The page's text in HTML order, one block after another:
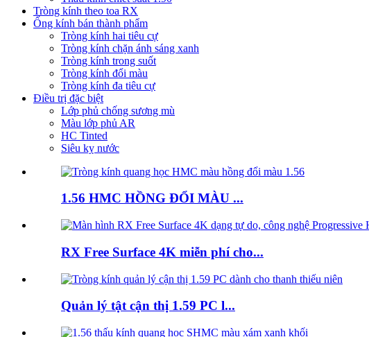
Tròng kính theo toa RX
Ống kính bán thành phẩm
Tròng kính hai tiêu cự
Tròng kính chặn ánh sáng xanh
Tròng kính trong suốt
Tròng kính đổi màu
Tròng kính đa tiêu cự
Điều trị đặc biệt
Lớp phủ chống sương mù
Màu lớp phủ AR
HC Tinted
Siêu kỵ nước
1.56 HMC HỒNG ĐỔI MÀU ...
RX Free Surface 4K miễn phí cho...
Quản lý tật cận thị 1.59 PC l...